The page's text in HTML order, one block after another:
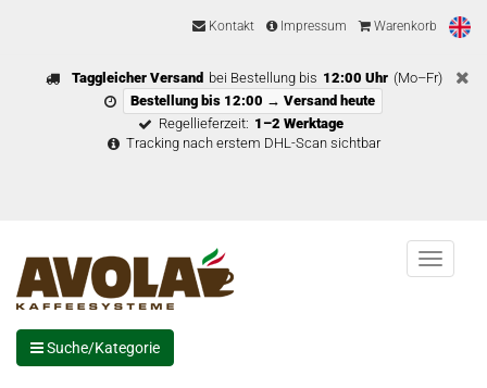
Kontakt Impressum Warenkorb
Taggleicher Versand bei Bestellung bis 12:00 Uhr (Mo–Fr)
Bestellung bis 12:00 → Versand heute
Regellieferzeit: 1–2 Werktage
Tracking nach erstem DHL-Scan sichtbar
Menu
Suche/Kategorie